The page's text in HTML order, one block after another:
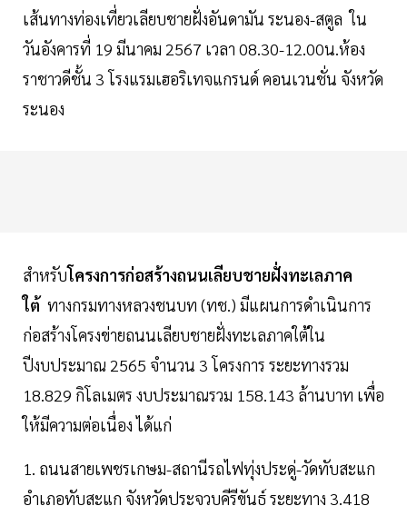
เส้นทางท่องเที่ยวเลียบชายฝั่งอันดามัน ระนอง-สตูล ใน
วันอังคารที่ 19 มีนาคม 2567 เวลา 08.30-12.00น.ห้อง
ราชาวดีชั้น 3 โรงแรมเฮอริเทจแกรนด์ คอนเวนชั่น จังหวัด
ระนอง
สำหรับโครงการก่อสร้างถนนเลียบชายฝั่งทะเลภาค
ใต้ ทางกรมทางหลวงชนบท (ทช.) มีแผนการดำเนินการ
ก่อสร้างโครงข่ายถนนเลียบชายฝั่งทะเลภาคใต้ใน
ปีงบประมาณ 2565 จำนวน 3 โครงการ ระยะทางรวม
18.829 กิโลเมตร งบประมาณรวม 158.143 ล้านบาท เพื่อ
ให้มีความต่อเนื่อง ได้แก่
1. ถนนสายเพชรเกษม-สถานีรถไฟทุ่งประดู่-วัดทับสะแก
อำเภอทับสะแก จังหวัดประจวบคีรีขันธ์ ระยะทาง 3.418